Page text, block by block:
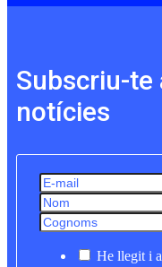
Subscriu-
notícies
He llegit i